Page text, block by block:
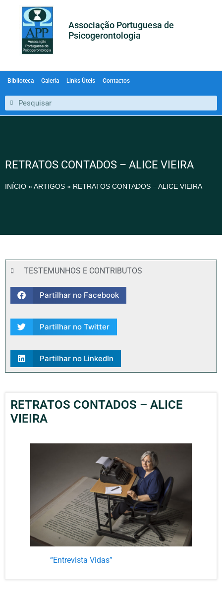
Associação Portuguesa de
Psicogerontologia
Biblioteca Galeria Links Úteis Contactos
RETRATOS CONTADOS – ALICE VIEIRA
INÍCIO »ARTIGOS » RETRATOS CONTADOS – ALICE VIEIRA
TESTEMUNHOS E CONTRIBUTOS
Partilhar no Facebook
Partilhar no Twitter
Partilhar no LinkedIn
RETRATOS CONTADOS – ALICE
VIEIRA
“Entrevista Vidas”